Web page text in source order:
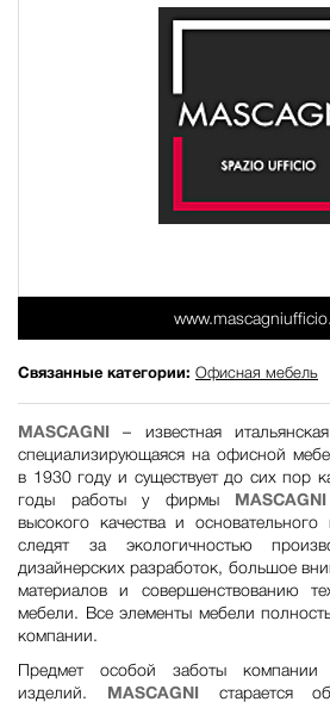
Связанные категории: Офисная мебель
MASCAGNI
– известная
специализирующаяся на офисной
в 1930 году и существует до сих пор
годы работы у фирмы
MASCAGNI
высокого качества и
следят за экологичностью
дизайнерских разработок, большое
материалов и совершенствованию
мебели. Все элементы мебели
компании.
Предмет особой заботы компании
изделий.
MASCAGNI старается